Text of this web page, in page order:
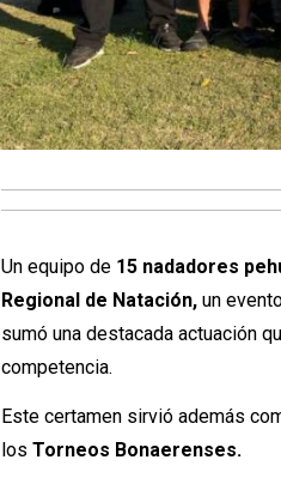
Un equipo de 15 nadadores
Regional de Natación, un
sumó una destacada actuación
competencia.
Este certamen sirvió además
losTorneos Bonaerenses.